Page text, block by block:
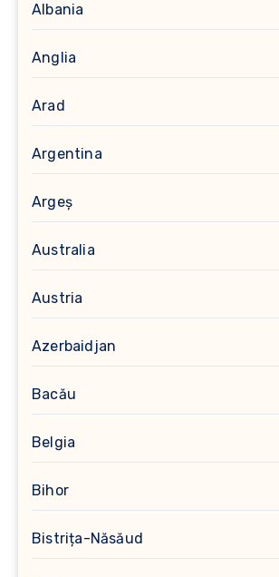
Albania
Anglia
Arad
Argentina
Argeș
Australia
Austria
Azerbaidjan
Bacău
Belgia
Bihor
Bistrița-Năsăud